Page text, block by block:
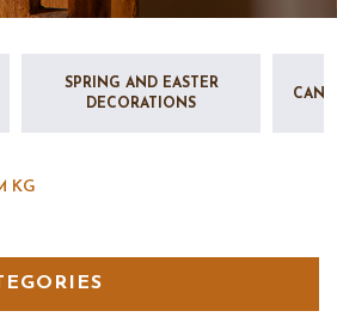
SPRING AND EASTER
DECORATIONS
KG